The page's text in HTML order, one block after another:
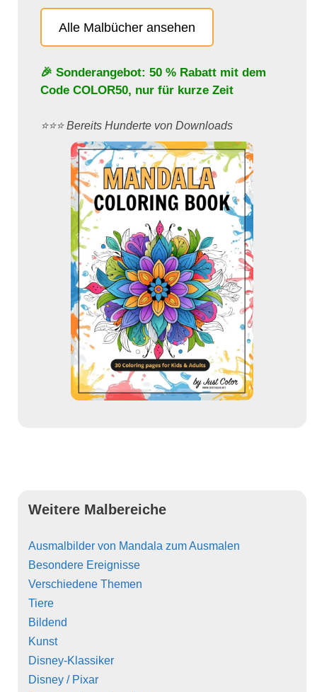
Alle Malbücher ansehen
🎉 Sonderangebot: 50 % Rabatt mit dem
Code COLOR50, nur für kurze Zeit
⭐️⭐️⭐️ Bereits Hunderte von Downloads
Weitere Malbereiche
Ausmalbilder von Mandala zum Ausmalen
Besondere Ereignisse
Verschiedene Themen
Tiere
Bildend
Kunst
Disney-Klassiker
Disney / Pixar